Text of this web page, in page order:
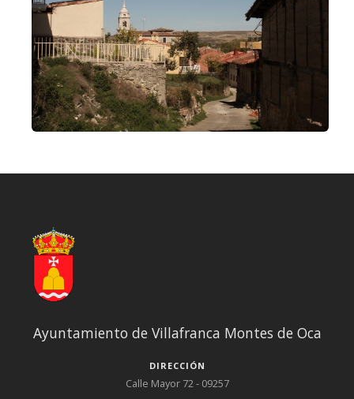
Ayuntamiento de Villafranca Montes de Oca
DIRECCIÓN
Calle Mayor 72 - 09257